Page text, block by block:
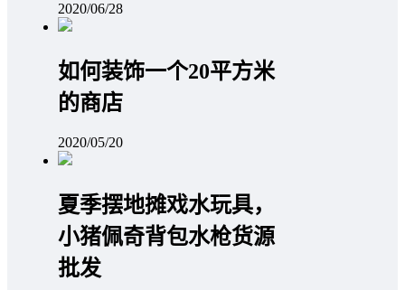
2020/06/28
如何装饰一个20平方米
的商店
2020/05/20
夏季摆地摊戏水玩具，
小猪佩奇背包水枪货源
批发